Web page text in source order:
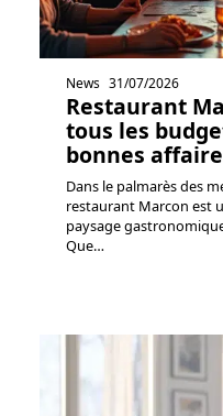
News 31/07/2026
Restaurant
tous les
bonnes
Dans le palmarès des
restaurant Marcon est
paysage
Que…